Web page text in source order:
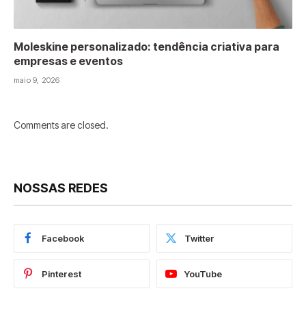
Moleskine personalizado: tendência criativa para
empresas e eventos
maio 9, 2026
Comments are closed.
NOSSAS REDES
Facebook Twitter
Pinterest YouTube